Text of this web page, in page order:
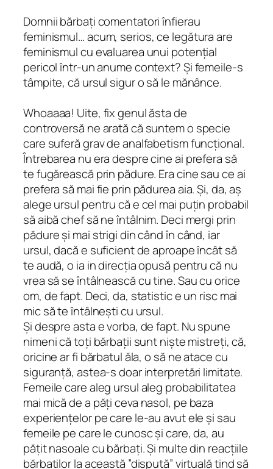
Domnii bărbați comentatori înfierau
feminismul… acum, serios, ce legătura are
feminismul cu evaluarea unui potențial
pericol într-un anume context? Și femeile-s
tâmpite, că ursul sigur o să le mănânce.
Whoaaaa! Uite, fix genul ăsta de
controversă ne arată că suntem o specie
care suferă grav de analfabetism funcțional.
Întrebarea nu era despre cine ai prefera să
te fugărească prin pădure. Era cine sau ce ai
prefera să mai fie prin pădurea aia. Și, da, aș
alege ursul pentru că e cel mai puțin probabil
să aibă chef să ne întâlnim. Deci mergi prin
pădure și mai strigi din când în când, iar
ursul, dacă e suficient de aproape încât să
te audă, o ia in direcția opusă pentru că nu
vrea să se întâlnească cu tine. Sau cu orice
om, de fapt. Deci, da, statistic e un risc mai
mic să te întâlnești cu ursul.
Și despre asta e vorba, de fapt. Nu spune
nimeni că toți bărbații sunt niște mistreți, că,
oricine ar fi bărbatul ăla, o să ne atace cu
siguranță, astea-s doar interpretări limitate.
Femeile care aleg ursul aleg probabilitatea
mai mică de a păți ceva nasol, pe baza
experiențelor pe care le-au avut ele și sau
femeile pe care le cunosc și care, da, au
pățit nasoale cu bărbați. Și multe din reacțiile
bărbaților la această ”dispută” virtuală tind să